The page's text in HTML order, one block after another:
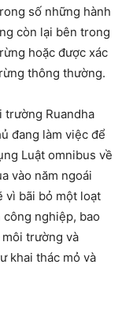
số những hành
còn lại bên trong
hoặc được xác
thông thường.
trường Ruandha
đang làm việc để
Luật omnibus về
vào năm ngoái
vì bãi bỏ một loạt
nghiệp, bao
trường và
khai thác mỏ và